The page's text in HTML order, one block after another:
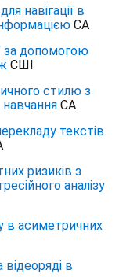
навігації в
СА
за допомогою
СШІ
стилю з
СА
текстів
ризиків з
аналізу
в асиметричних
відеоряді в